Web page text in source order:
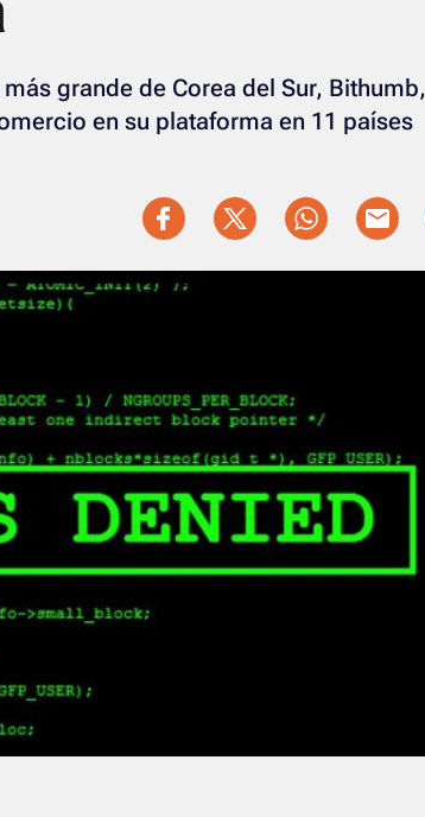
grande de Corea del Sur, Bithumb,
en su plataforma en 11 países